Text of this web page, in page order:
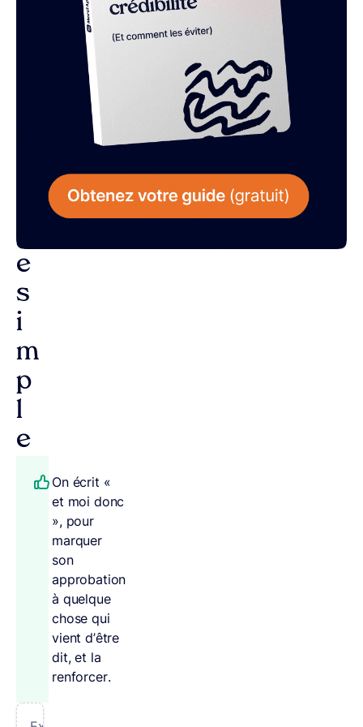
s
e
s
i
m
p
l
e
On écrit «
et moi donc
», pour
marquer
son
approbation
à quelque
chose qui
vient d’être
dit, et la
renforcer.